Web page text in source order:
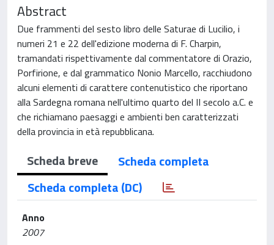
Abstract
Due frammenti del sesto libro delle Saturae di Lucilio, i
numeri 21 e 22 dell'edizione moderna di F. Charpin,
tramandati rispettivamente dal commentatore di Orazio,
Porfirione, e dal grammatico Nonio Marcello, racchiudono
alcuni elementi di carattere contenutistico che riportano
alla Sardegna romana nell'ultimo quarto del II secolo a.C. e
che richiamano paesaggi e ambienti ben caratterizzati
della provincia in età repubblicana.
Scheda breve
Scheda completa
Scheda completa (DC)
Anno
2007